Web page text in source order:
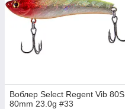
Воблер Select Regent Vib 80S
80mm 23.0g #33